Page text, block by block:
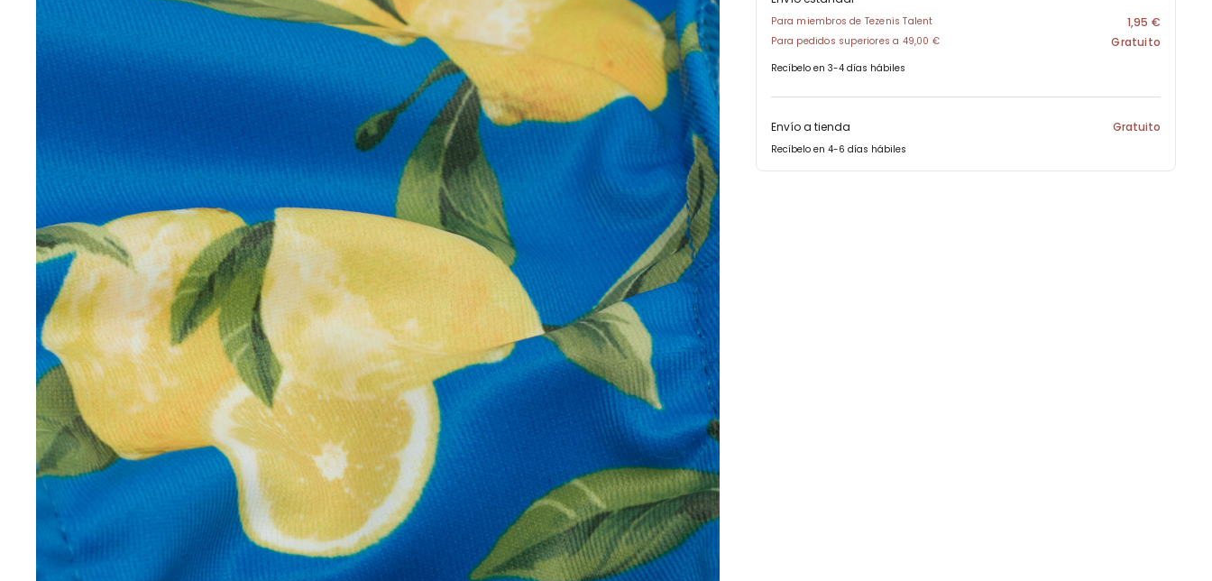
Para miembros de Tezenis Talent 1,95 €
Para pedidos superiores a 49,00 € Gratuito
Recíbelo en 3-4 días hábiles
Envío a tienda Gratuito
Recíbelo en 4-6 días hábiles